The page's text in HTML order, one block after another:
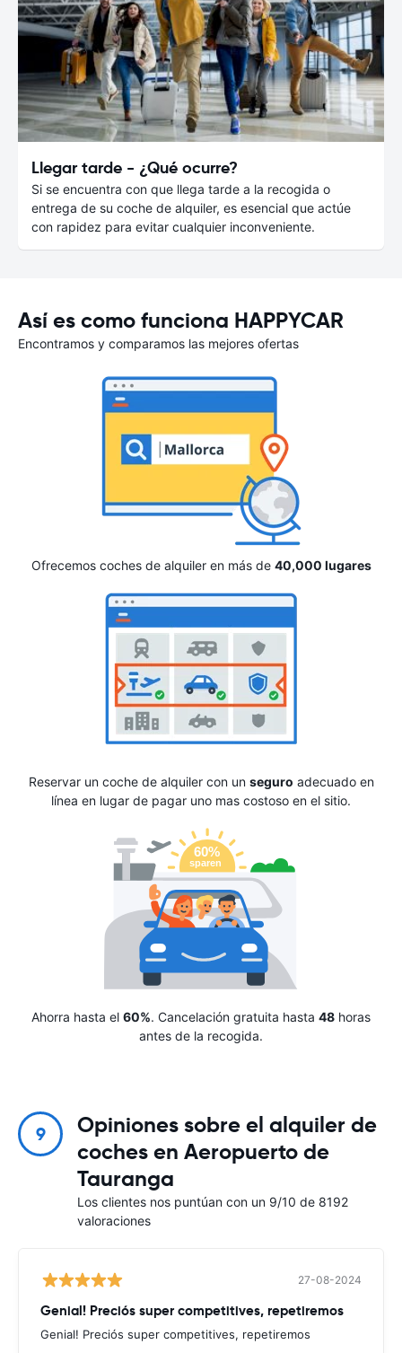
Llegar tarde - ¿Qué ocurre?
Si se encuentra con que llega tarde a la recogida o
entrega de su coche de alquiler, es esencial que actúe
con rapidez para evitar cualquier inconveniente.
Así es como funciona HAPPYCAR
Encontramos y comparamos las mejores ofertas
Ofrecemos coches de alquiler en más de 40,000 lugares
Reservar un coche de alquiler con un seguro adecuado en
línea en lugar de pagar uno mas costoso en el sitio.
Ahorra hasta el 60%. Cancelación gratuita hasta 48 horas
antes de la recogida.
9
Opiniones sobre el alquiler de
coches en Aeropuerto de
Tauranga
Los clientes nos puntúan con un 9/10 de 8192
valoraciones
27-08-2024
Genial! Preciós super competitives, repetiremos
Genial! Preciós super competitives, repetiremos